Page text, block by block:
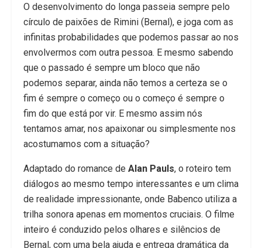
O desenvolvimento do longa passeia sempre pelo
círculo de paixões de Rimini (Bernal), e joga com as
infinitas probabilidades que podemos passar ao nos
envolvermos com outra pessoa. E mesmo sabendo
que o passado é sempre um bloco que não
podemos separar, ainda não temos a certeza se o
fim é sempre o começo ou o começo é sempre o
fim do que está por vir. E mesmo assim nós
tentamos amar, nos apaixonar ou simplesmente nos
acostumamos com a situação?
Adaptado do romance de Alan Pauls, o roteiro tem
diálogos ao mesmo tempo interessantes e um clima
de realidade impressionante, onde Babenco utiliza a
trilha sonora apenas em momentos cruciais. O filme
inteiro é conduzido pelos olhares e silêncios de
Bernal, com uma bela ajuda e entrega dramática da